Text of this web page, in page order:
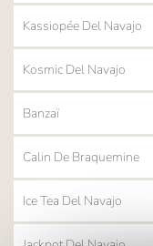
Kassiopée Del Navajo
Kosmic Del Navajo
Banzaï
Calin De Braquemine
Ice Tea Del Navajo